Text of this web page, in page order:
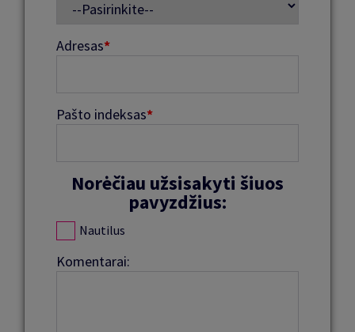
Adresas*
Pašto indeksas*
Norėčiau užsisakyti šiuos
pavyzdžius:
Nautilus
Komentarai: